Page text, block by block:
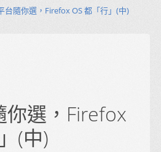
台隨你選，Firefox OS 都「行」(中)
你選，Firefox
(中)